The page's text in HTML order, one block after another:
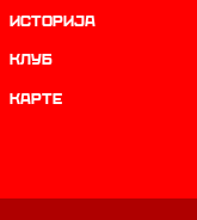
историја
Клуб
Карте